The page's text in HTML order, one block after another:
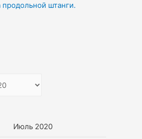
продольной штанги.
Июль 2020